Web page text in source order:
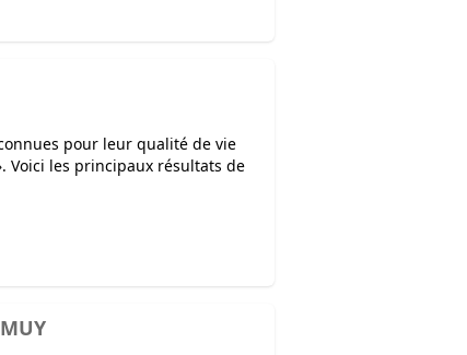
pour leur qualité de vie
Voici les principaux résultats de